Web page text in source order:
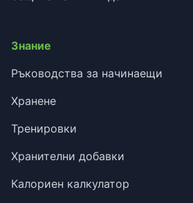
Знание
Ръководства за начинаещи
Хранене
Тренировки
Хранителни добавки
Калориен калкулатор